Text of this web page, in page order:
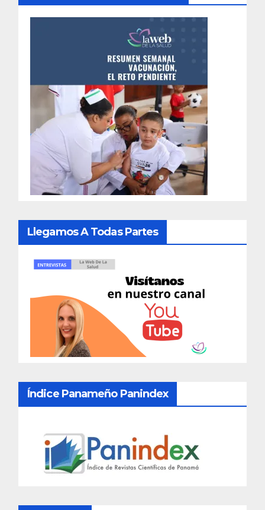
Llegamos A Todas Partes
Índice Panameño Panindex